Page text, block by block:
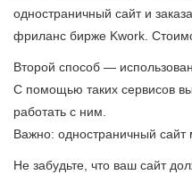
одностраничный сайт и
фриланс бирже Kwork.
Второй способ —
С помощью таких сервисов
работать с ним.
Важно: одностраничный сайт
Не забудьте, что ваш сайт